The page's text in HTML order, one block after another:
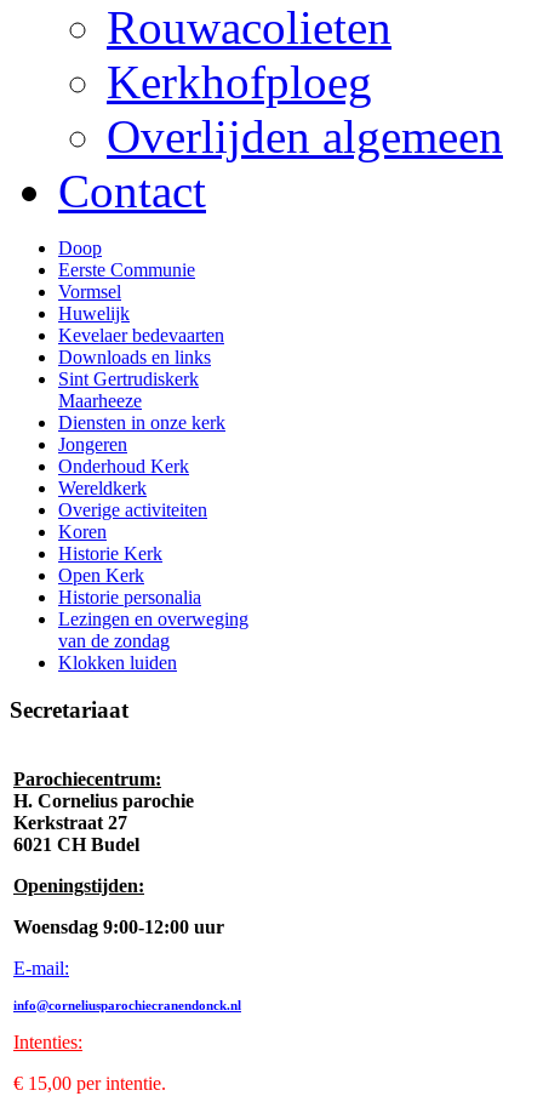
Rouwacolieten
Kerkhofploeg
Overlijden algemeen
Contact
Doop
Eerste Communie
Vormsel
Huwelijk
Kevelaer bedevaarten
Downloads en links
Sint Gertrudiskerk
Maarheeze
Diensten in onze kerk
Jongeren
Onderhoud Kerk
Wereldkerk
Overige activiteiten
Koren
Historie Kerk
Open Kerk
Historie personalia
Lezingen en overweging
van de zondag
Klokken luiden
Secretariaat
Parochiecentrum:
H. Cornelius parochie
Kerkstraat 27
6021 CH Budel
Openingstijden:
Woensdag 9:00-12:00 uur
E-mail:
info@corneliusparochiecranendonck.nl
Intenties:
€ 15,00 per intentie.